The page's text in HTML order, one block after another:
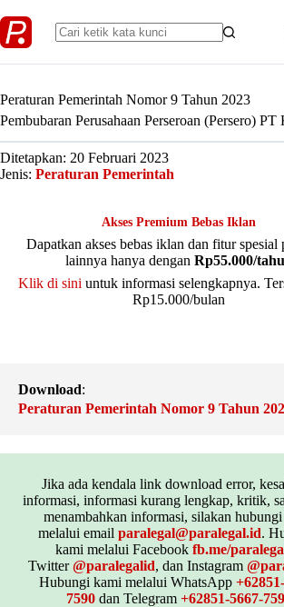
to
content
Peraturan Pemerintah Nomor 9 Tahun 2023
Pembubaran Perusahaan Perseroan (Persero) PT
Ditetapkan: 20 Februari 2023
Jenis: Peraturan Pemerintah
Akses Premium Bebas Iklan
Dapatkan akses bebas iklan dan fitur spesial
lainnya hanya dengan Rp55.000/
Klik di sini untuk informasi selengkapnya.
Rp15.000/bulan
Download:
Peraturan Pemerintah Nomor 9 Tahun
Jika ada kendala link download error,
informasi, informasi kurang lengkap, kritik,
menambahkan informasi, silakan
melalui emailparalegal@paralegal.id.
kami melalui Facebook fb.me/
Twitter@paralegalid, dan Instagram
Hubungi kami melalui WhatsApp
7590dan Telegram +62851-5667-